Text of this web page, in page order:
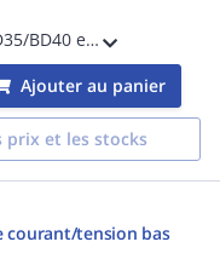
Module pour BD35/BD40 et BDXX - Entrée temperature TC: J-K-S-T-E, Pt100-250-5001000
Ajouter au panier
prix et les stocks
courant/tension bas